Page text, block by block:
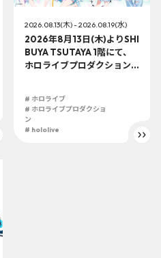
2026.08.13(木) - 2026.08.19(水)
2026年8月13日(木)よりSHI
BUYA TSUTAYA 1階にて、
ホロライブプロダクション
# ホロライブ
# ホロライブプロダクショ
ン
# hololive